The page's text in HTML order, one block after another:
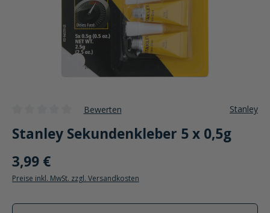
Bewerten Stanley
Stanley Sekundenkleber 5 x 0,5g
3,99 €
Preise inkl. MwSt. zzgl. Versandkosten